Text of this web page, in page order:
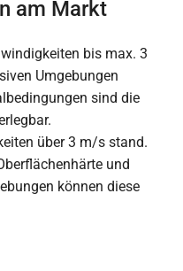
am Markt
bis max. 3
Umgebungen
sind die
über 3 m/s stand.
und
können diese